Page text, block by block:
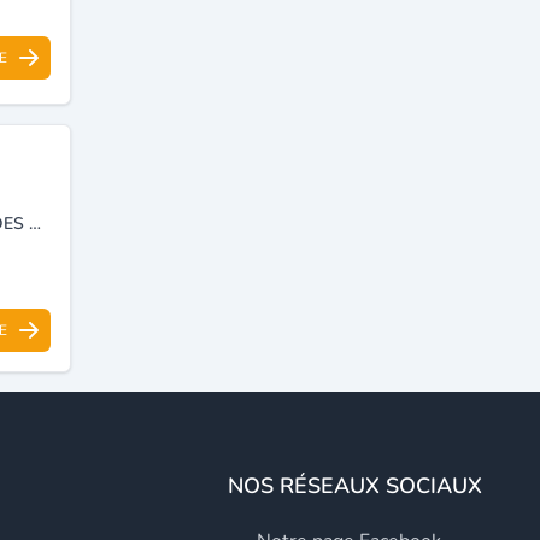
IMPORTATION DE BATEAUX PACIFIQUE CRAFT ,VENTE ET LOCATION DES QUAD.
NOS RÉSEAUX SOCIAUX